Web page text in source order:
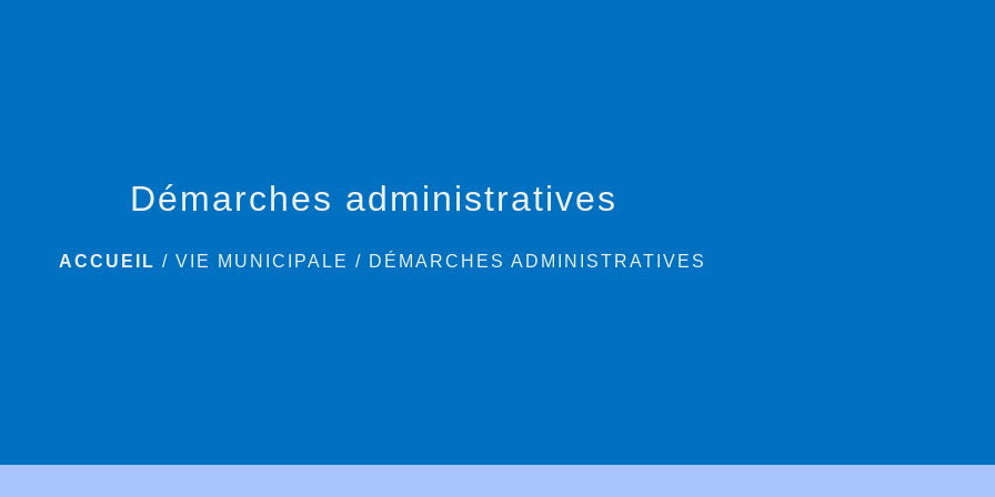
Démarches administratives
ACCUEIL /VIE MUNICIPALE / DÉMARCHES ADMINISTRATIVES